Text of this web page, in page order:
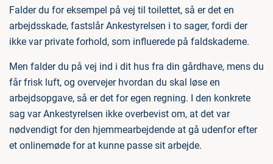
Falder du for eksempel på vej til toilettet, så er det en
arbejdsskade, fastslår Ankestyrelsen i to sager, fordi der
ikke var private forhold, som influerede på faldskaderne.
Men falder du på vej ind i dit hus fra din gårdhave, mens du
får frisk luft, og overvejer hvordan du skal løse en
arbejdsopgave, så er det for egen regning. I den konkrete
sag var Ankestyrelsen ikke overbevist om, at det var
nødvendigt for den hjemmearbejdende at gå udenfor efter
et onlinemøde for at kunne passe sit arbejde.